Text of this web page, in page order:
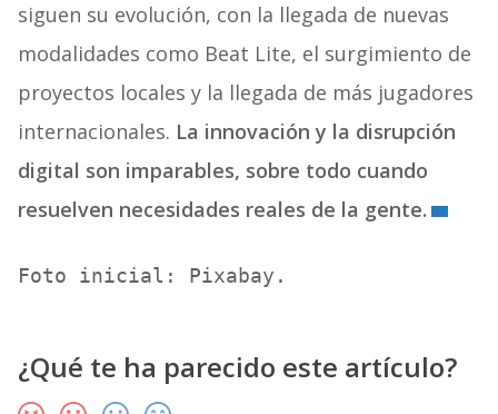
siguen su evolución, con la llegada de nuevas
modalidades como Beat Lite, el surgimiento de
proyectos locales y la llegada de más jugadores
internacionales. La innovación y la disrupción
digital son imparables, sobre todo cuando
resuelven necesidades reales de la gente.
Foto inicial: Pixabay.
¿Qué te ha parecido este artículo?